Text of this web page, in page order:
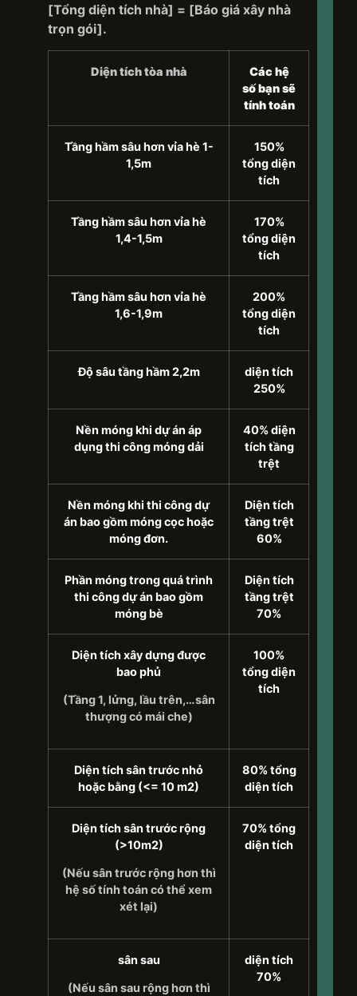
[Tổng diện tích nhà] = [Báo giá xây nhà
trọn gói].
Diện tích tòa nhà
Các hệ
số bạn sẽ
tính toán
Tầng hầm sâu hơn vỉa hè 1-
1,5m
150%
tổng diện
tích
Tầng hầm sâu hơn vỉa hè
1,4-1,5m
170%
tổng diện
tích
Tầng hầm sâu hơn vỉa hè
1,6-1,9m
200%
tổng diện
tích
Độ sâu tầng hầm 2,2m
diện tích
250%
Nền móng khi dự án áp
dụng thi công móng dải
40% diện
tích tầng
trệt
Nền móng khi thi công dự
án bao gồm móng cọc hoặc
móng đơn.
Diện tích
tầng trệt
60%
Phần móng trong quá trình
thi công dự án bao gồm
móng bè
Diện tích
tầng trệt
70%
Diện tích xây dựng được
bao phủ
(Tầng 1, lửng, lầu trên,…sân
thượng có mái che)
100%
tổng diện
tích
Diện tích sân trước nhỏ
hoặc bằng (<= 10 m2)
80% tổng
diện tích
Diện tích sân trước rộng
(>10m2)
(Nếu sân trước rộng hơn thì
hệ số tính toán có thể xem
xét lại)
70% tổng
diện tích
sân sau
(Nếu sân sau rộng hơn thì
diện tích
70%